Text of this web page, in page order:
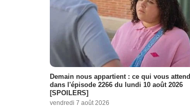
Demain nous appartient : ce qui vous attend
dans l'épisode 2266 du lundi 10 août 2026
[SPOILERS]
vendredi 7 août 2026